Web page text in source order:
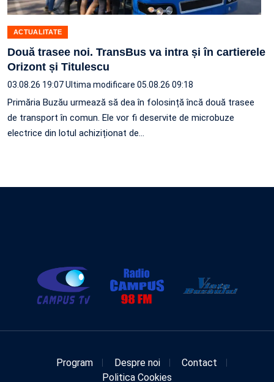
ACTUALITATE
Două trasee noi. TransBus va intra și în cartierele
Orizont și Titulescu
03.08.26 19:07Ultima modificare 05.08.26 09:18
Primăria Buzău urmează să dea în folosință încă două trasee
de transport în comun. Ele vor fi deservite de microbuze
electrice din lotul achiziționat de…
Program Despre noi
Contact
Politica Cookies